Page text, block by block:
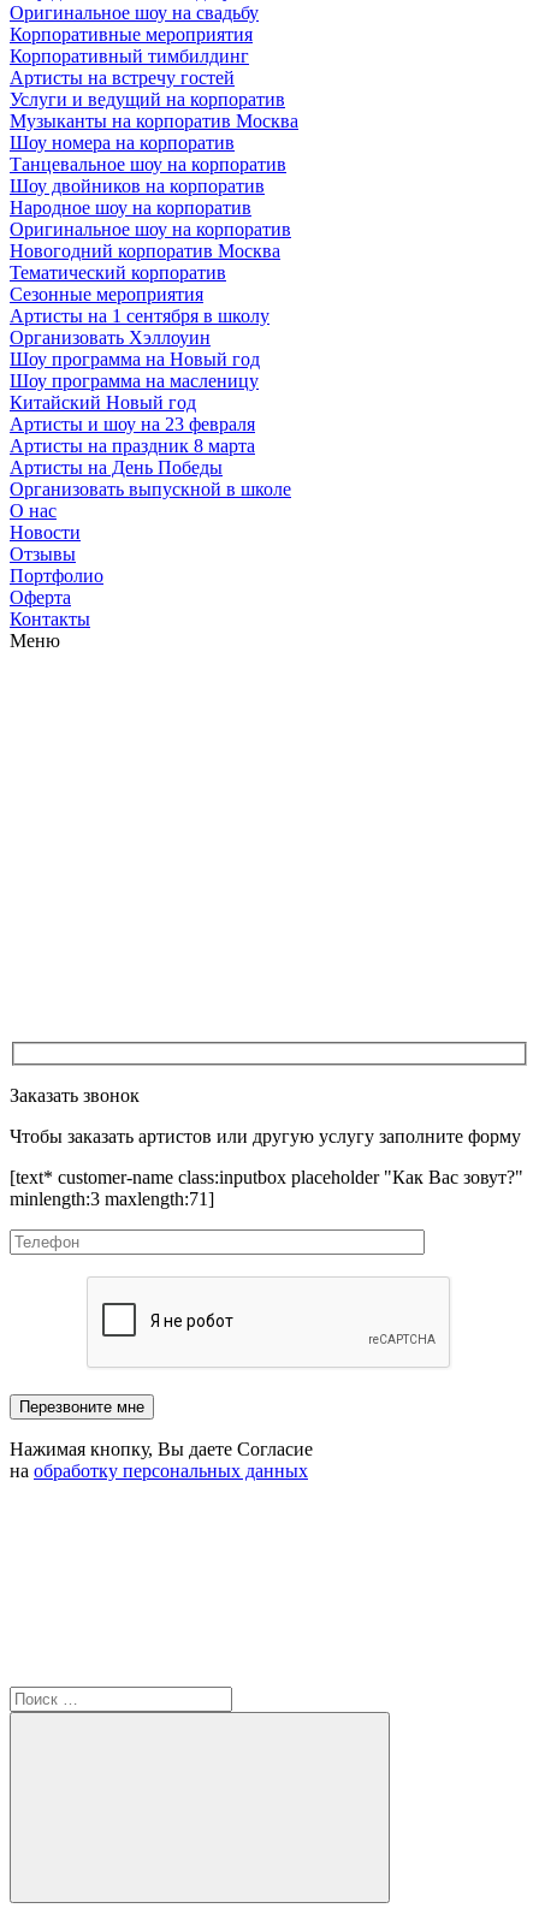
Оригинальное шоу на свадьбу
Корпоративные мероприятия
Корпоративный тимбилдинг
Артисты на встречу гостей
Услуги и ведущий на корпоратив
Музыканты на корпоратив Москва
Шоу номера на корпоратив
Танцевальное шоу на корпоратив
Шоу двойников на корпоратив
Народное шоу на корпоратив
Оригинальное шоу на корпоратив
Новогодний корпоратив Москва
Тематический корпоратив
Сезонные мероприятия
Артисты на 1 сентября в школу
Организовать Хэллоуин
Шоу программа на Новый год
Шоу программа на масленицу
Китайский Новый год
Артисты и шоу на 23 февраля
Артисты на праздник 8 марта
Артисты на День Победы
Организовать выпускной в школе
О нас
Новости
Отзывы
Портфолио
Оферта
Контакты
Меню
Заказать звонок
Чтобы заказать артистов или другую услугу заполните форму
[text* customer-name class:inputbox placeholder "Как Вас зовут?"
minlength:3 maxlength:71]
Нажимая кнопку, Вы даете Согласие
на обработку персональных данных